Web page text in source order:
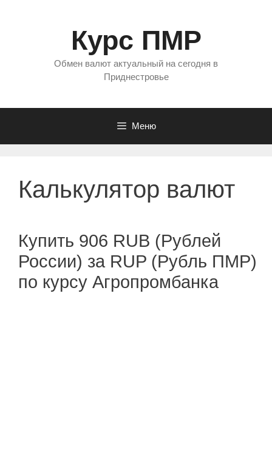
Курс ПМР
Обмен валют актуальный на сегодня в
Приднестровье
Меню
Калькулятор валют
Купить 906 RUB (Рублей
России) за RUP (Рубль ПМР)
по курсу Агропромбанка